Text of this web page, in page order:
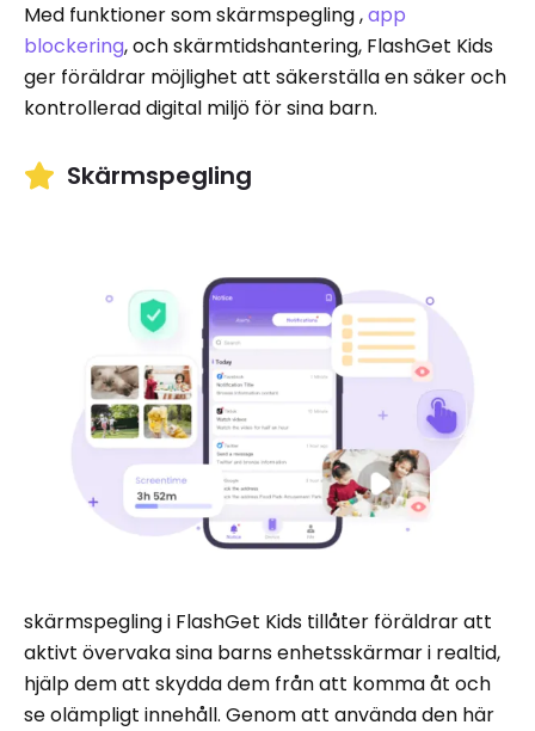
Med funktioner som skärmspegling ,app
blockering, och skärmtidshantering, FlashGet Kids
ger föräldrar möjlighet att säkerställa en säker och
kontrollerad digital miljö för sina barn.
Skärmspegling
skärmspegling i FlashGet Kids tillåter föräldrar att
aktivt övervaka sina barns enhetsskärmar i realtid,
hjälp dem att skydda dem från att komma åt och
se olämpligt innehåll. Genom att använda den här